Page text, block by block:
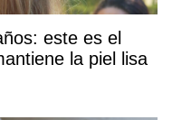
este es el
la piel lisa